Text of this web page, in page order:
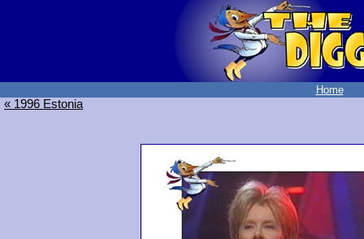
Home
« 1996 Estonia